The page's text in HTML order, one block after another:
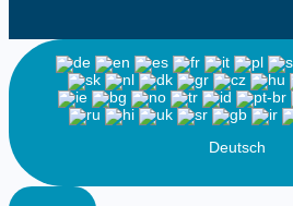
Deutsch